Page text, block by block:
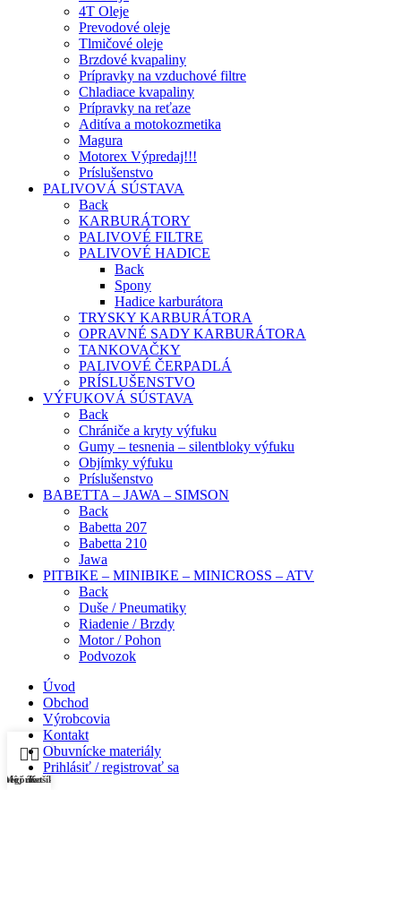
4T Oleje
Prevodové oleje
Tlmičové oleje
Brzdové kvapaliny
Prípravky na vzduchové filtre
Chladiace kvapaliny
Prípravky na reťaze
Aditíva a motokozmetika
Magura
Motorex Výpredaj!!!
Príslušenstvo
PALIVOVÁ SÚSTAVA
Back
KARBURÁTORY
PALIVOVÉ FILTRE
PALIVOVÉ HADICE
Back
Spony
Hadice karburátora
TRYSKY KARBURÁTORA
OPRAVNÉ SADY KARBURÁTORA
TANKOVAČKY
PALIVOVÉ ČERPADLÁ
PRÍSLUŠENSTVO
VÝFUKOVÁ SÚSTAVA
Back
Chrániče a kryty výfuku
Gumy – tesnenia – silentbloky výfuku
Objímky výfuku
Príslušenstvo
BABETTA – JAWA – SIMSON
Back
Babetta 207
Babetta 210
Jawa
PITBIKE – MINIBIKE – MINICROSS – ATV
Back
Duše / Pneumatiky
Riadenie / Brzdy
Motor / Pohon
Podvozok
Úvod
Obchod
Výrobcovia
Kontakt
Obuvnícke materiály
Prihlásiť / registrovať sa
Môj účet
Košík